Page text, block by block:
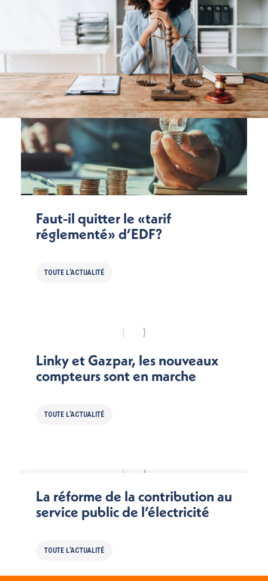
Faut-il quitter le «tarif
réglementé» d’EDF?
TOUTE L'ACTUALITÉ
Linky et Gazpar, les nouveaux
compteurs sont en marche
TOUTE L'ACTUALITÉ
La réforme de la contribution au
service public de l’électricité
TOUTE L'ACTUALITÉ